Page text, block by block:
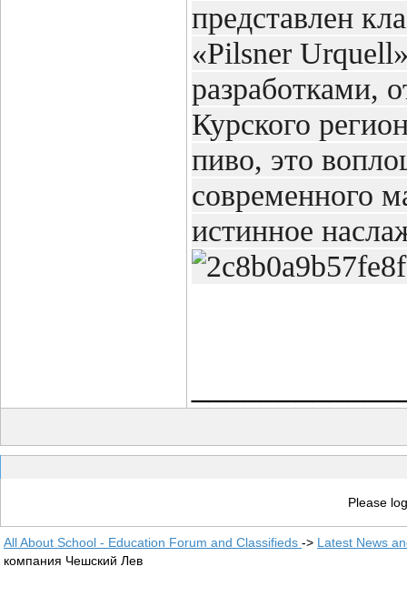
представлен
«Pilsner
разработками,
Курского
пиво, это
современного
истинное
Please
All About School - Education Forum and Classifieds -> Latest News
компания Чешский Лев